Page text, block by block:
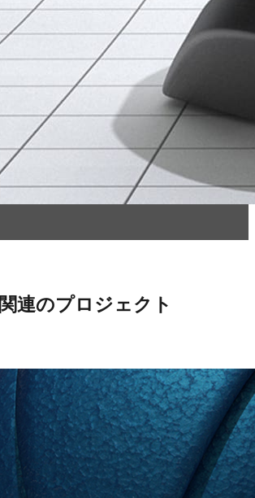
関連のプロジェクト